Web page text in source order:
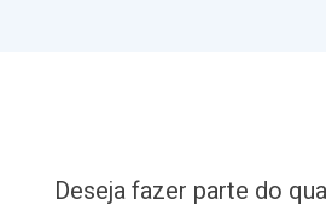
Deseja fazer parte do